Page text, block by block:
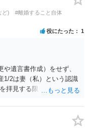
ど)
#離婚すること自体
役にたった 1
遺言書作成）をせず、
1/2は妻（私）という認識
拝見する限りでは、その
自宅の評価額の１/２の代